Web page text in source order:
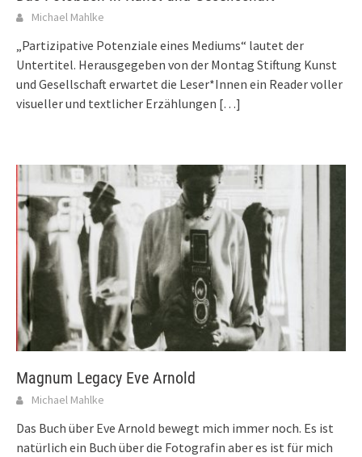
Michael Mahlke
„Partizipative Potenziale eines Mediums“ lautet der
Untertitel. Herausgegeben von der Montag Stiftung Kunst
und Gesellschaft erwartet die Leser*Innen ein Reader voller
visueller und textlicher Erzählungen […]
Magnum Legacy Eve Arnold
Michael Mahlke
Das Buch über Eve Arnold bewegt mich immer noch. Es ist
natürlich ein Buch über die Fotografin aber es ist für mich